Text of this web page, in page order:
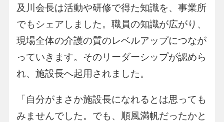
及川会長は活動や研修で得た知識を、事業所
でもシェアしました。職員の知識が広がり、
現場全体の介護の質のレベルアップにつなが
っていきます。そのリーダーシップが認めら
れ、施設長へ起用されました。
「自分がまさか施設長になれるとは思っても
みませんでした。でも、順風満帆だったかと